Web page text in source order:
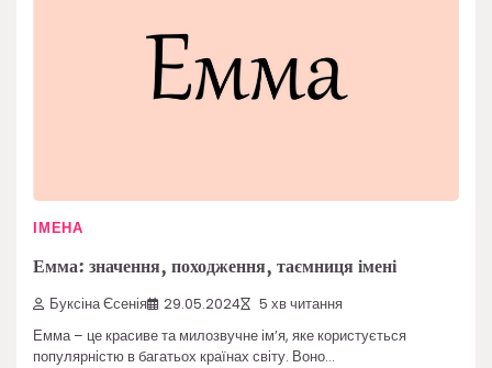
ІМЕНА
Емма: значення, походження, таємниця імені
Буксіна Єсенія 29.05.2024 5 хв читання
Емма – це красиве та милозвучне ім’я, яке користується
популярністю в багатьох країнах світу. Воно…